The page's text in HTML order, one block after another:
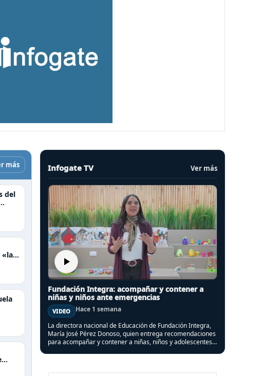
más
del
«las
Infogate TV Ver más
Fundación Integra: acompañar y contener a
niñas y niños ante emergencias
VIDEO
Hace 1 semana
La directora nacional de Educación de Fundación Integra,
María José Pérez Donoso, quien entrega recomendaciones
para acompañar y contener a niñas, niños y adolescentes,